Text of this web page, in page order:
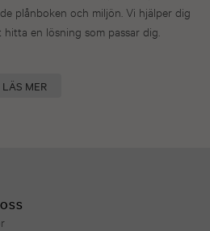
plånboken och miljön. Vi hjälper dig
hitta en lösning som passar dig.
LÄS MER